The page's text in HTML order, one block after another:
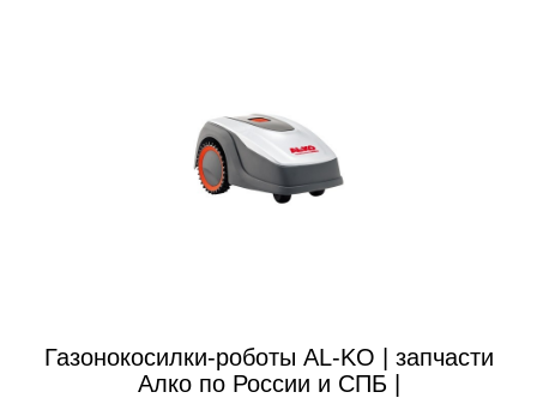
Газонокосилки-роботы AL-KO | запчасти
Алко по России и СПБ |